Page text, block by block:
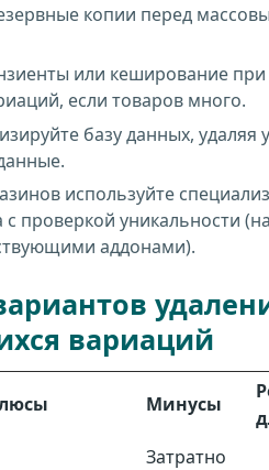
копии перед
или кеширование
если товаров много.
базу данных, удаляя
используйте
проверкой уникальности
аддонами).
вариаций
Минусы
Затратно